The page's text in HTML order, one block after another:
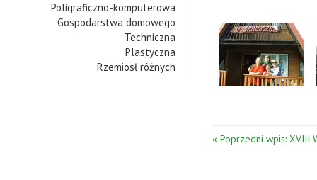
Poligraficzno-komputerowa
Gospodarstwa domowego
Techniczna
Plastyczna
Rzemiosł różnych
« Poprzedni wpis: XVIII